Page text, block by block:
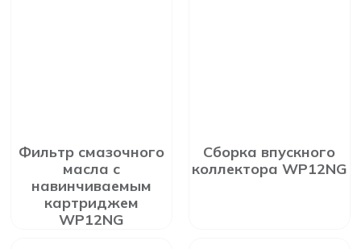
Фильтр смазочного
масла с
навинчиваемым
картриджем
WP12NG
Сборка впускного
коллектора WP12NG